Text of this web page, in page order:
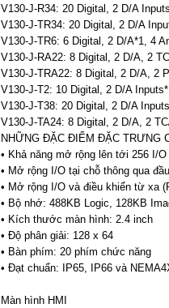
V130-J-R34: 20 Digital, 2 D/A
V130-J-TR34: 20 Digital, 2 D/A
V130-J-TR6: 6 Digital, 2 D/A*1, 4
V130-J-RA22: 8 Digital, 2 D/A, 2
V130-J-TRA22: 8 Digital, 2 D/A, 2
V130-J-T2: 10 Digital, 2 D/A
V130-J-T38: 20 Digital, 2 D/A
V130-J-TA24: 8 Digital, 2 D/A, 2
NHỮNG ĐẶC ĐIỂM ĐẶC TRƯNG
• Khả năng mở rộng lên tới 256 I/O
• Mở rộng I/O tại chỗ thông qua
• Mở rộng I/O và điều khiển từ xa
• Bộ nhớ: 488KB Logic, 128KB
• Kích thước màn hình: 2.4 inch
• Độ phân giải: 128 x 64
• Bàn phím: 20 phím chức năng
• Đạt chuẩn: IP65, IP66 và
Màn hình HMI